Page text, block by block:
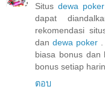
Situs dewa poker
dapat
rekomendasi
dan dewa poker
biasa bonus dan
bonus setiap
ตอบ